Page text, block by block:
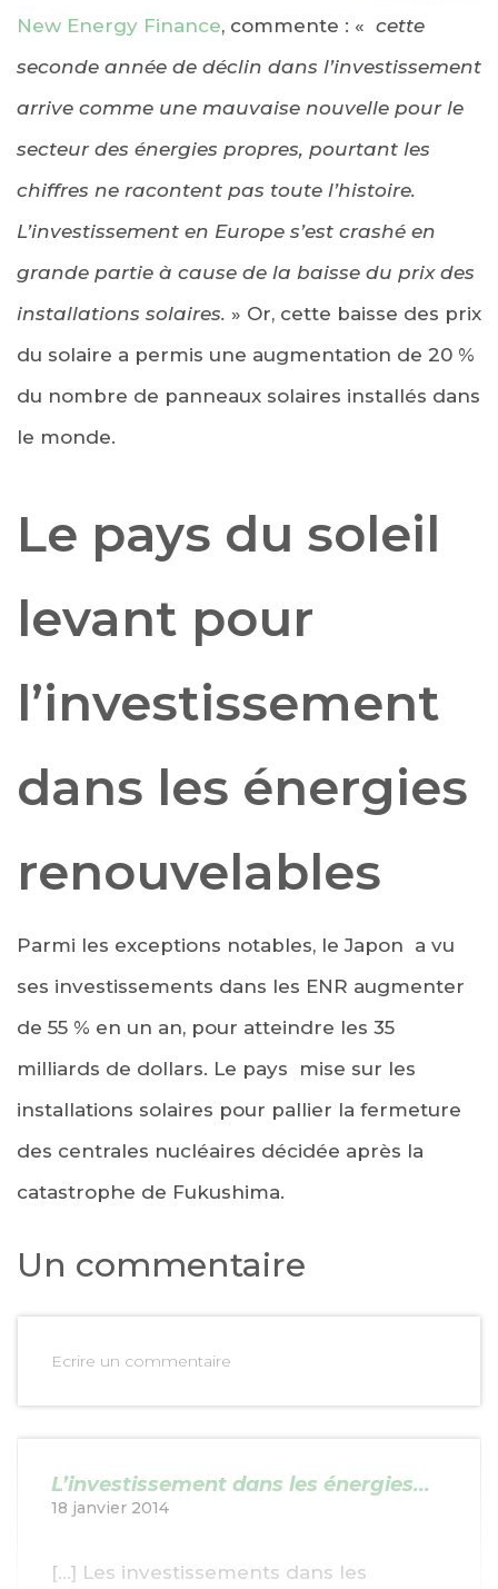
New Energy Finance, commente : « cette
seconde année de déclin dans l’investissement
arrive comme une mauvaise nouvelle pour le
secteur des énergies propres, pourtant les
chiffres ne racontent pas toute l’histoire.
L’investissement en Europe s’est crashé en
grande partie à cause de la baisse du prix des
installations solaires. » Or, cette baisse des prix
du solaire a permis une augmentation de 20 %
du nombre de panneaux solaires installés dans
le monde.
Le pays du soleil
levant pour
l’investissement
dans les énergies
renouvelables
Parmi les exceptions notables, le Japon a vu
ses investissements dans les ENR augmenter
de 55 % en un an, pour atteindre les 35
milliards de dollars. Le pays mise sur les
installations solaires pour pallier la fermeture
des centrales nucléaires décidée après la
catastrophe de Fukushima.
Un commentaire
Ecrire un commentaire
L’investissement dans les énergies...
18 janvier 2014
[…] Les investissements dans les